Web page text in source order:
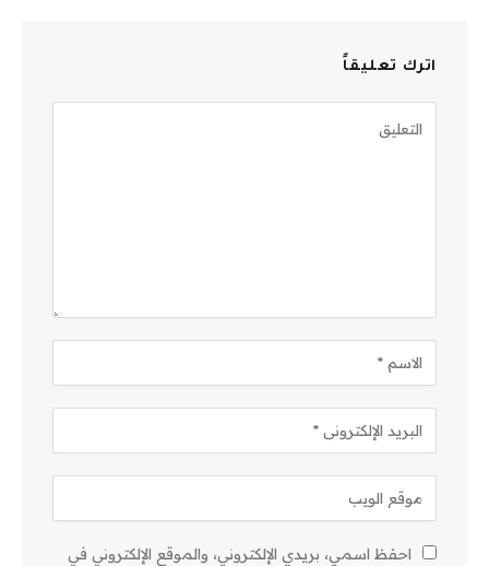
اترك تعليقاً
احفظ اسمي، بريدي الإلكتروني، والموقع الإلكتروني في